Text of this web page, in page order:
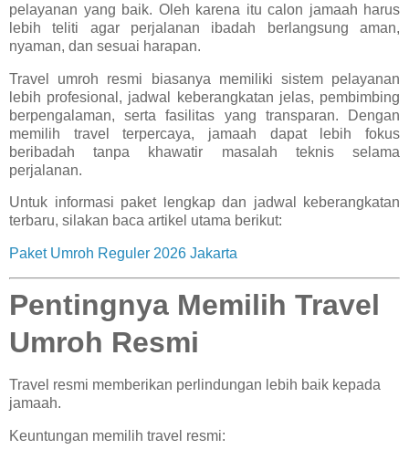
pelayanan yang baik. Oleh karena itu calon jamaah harus
lebih teliti agar perjalanan ibadah berlangsung aman,
nyaman, dan sesuai harapan.
Travel umroh resmi biasanya memiliki sistem pelayanan
lebih profesional, jadwal keberangkatan jelas, pembimbing
berpengalaman, serta fasilitas yang transparan. Dengan
memilih travel terpercaya, jamaah dapat lebih fokus
beribadah tanpa khawatir masalah teknis selama
perjalanan.
Untuk informasi paket lengkap dan jadwal keberangkatan
terbaru, silakan baca artikel utama berikut:
Paket Umroh Reguler 2026 Jakarta
Pentingnya Memilih Travel
Umroh Resmi
Travel resmi memberikan perlindungan lebih baik kepada
jamaah.
Keuntungan memilih travel resmi: